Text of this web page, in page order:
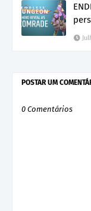
POSTAR UM
0 Comentários